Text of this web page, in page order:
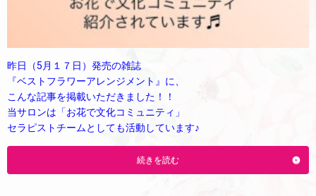
昨日（5月１７日）発売の雑誌
『ベストフラワーアレンジメント』に、
こんな記事を掲載いただきました！！
当サロンは「お花で文化コミュニティ」
セラピストチームとしても活動しています♪
続きを読む